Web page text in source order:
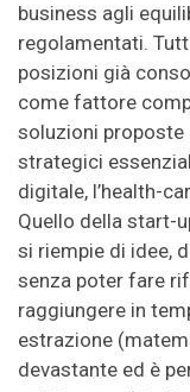
business agli
regolamentati.
posizioni già
come fattore
soluzioni proposte
strategici
digitale, l’health-
Quello della start-
si riempie di idee,
senza poter fare
raggiungere in
estrazione
devastante ed è